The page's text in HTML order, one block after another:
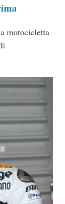
motocicletta